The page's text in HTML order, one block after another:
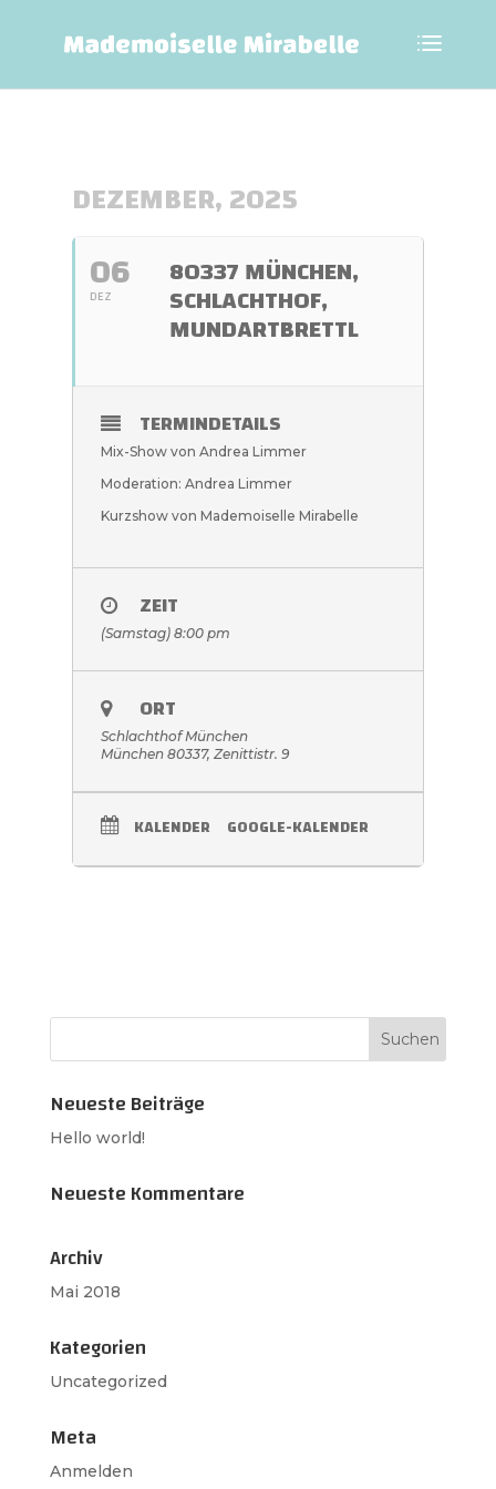
DEZEMBER, 2025
06
DEZ
80337 MÜNCHEN,
SCHLACHTHOF,
MUNDARTBRETTL
TERMINDETAILS
Mix-Show von Andrea Limmer
Moderation: Andrea Limmer
Kurzshow von Mademoiselle Mirabelle
ZEIT
(Samstag) 8:00 pm
ORT
Schlachthof München
München 80337, Zenittistr. 9
KALENDER GOOGLE-KALENDER
Neueste Beiträge
Hello world!
Neueste Kommentare
Archiv
Mai 2018
Kategorien
Uncategorized
Meta
Anmelden